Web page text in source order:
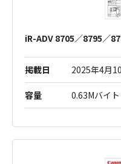
iR-ADV 8705／8795／
掲載日 2025年4月
容量 0.63Mバイト